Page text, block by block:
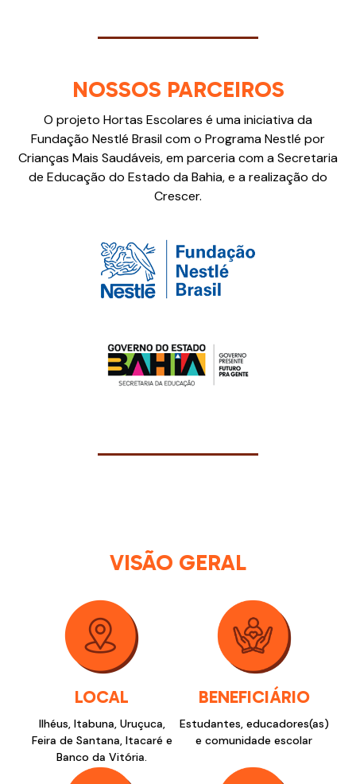
NOSSOS PARCEIROS
O projeto Hortas Escolares é uma iniciativa da
Fundação Nestlé Brasil com o Programa Nestlé por
Crianças Mais Saudáveis, em parceria com a Secretaria
de Educação do Estado da Bahia, e a realização do
Crescer.
VISÃO GERAL
LOCAL
Ilhéus, Itabuna, Uruçuca,
Feira de Santana, Itacaré e
Banco da Vitória.
BENEFICIÁRIO
Estudantes, educadores(as)
e comunidade escolar